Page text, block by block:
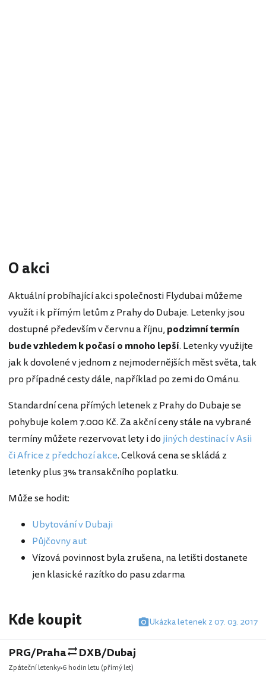
O akci
Aktuální probíhající akci společnosti Flydubai můžeme
využít i k přímým letůmz Prahy do Dubaje. Letenky jsou
dostupné především v červnu a říjnu, podzimní termín
bude vzhledem k počasí o mnoho lepší. Letenky využijte
jak k dovolené v jednom z nejmodernějších měst světa, tak
pro případné cesty dále, například po zemi do Ománu.
Standardní cena přímých letenek z Prahy do Dubaje se
pohybuje kolem 7.000 Kč. Za akční ceny stále na vybrané
termíny můžete rezervovat lety i dojiných destinací v Asii
či Africe z předchozí akce. Celková cena se skládá z
letenky plus 3% transakčního poplatku.
Může se hodit:
Ubytování v Dubaji
Půjčovny aut
Vízová povinnost byla zrušena, na letišti dostanete
jen klasické razítko do pasu zdarma
Kde koupit Ukázka letenek z 07. 03. 2017
PRG/Praha DXB/Dubaj
Zpáteční letenky 6 hodin letu (přímý let)